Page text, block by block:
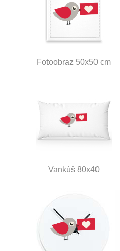
Fotoobraz 50x50 cm
Vankúš 80x40